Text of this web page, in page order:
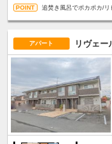
追焚き風呂でポカポカ/
アパート リヴェー